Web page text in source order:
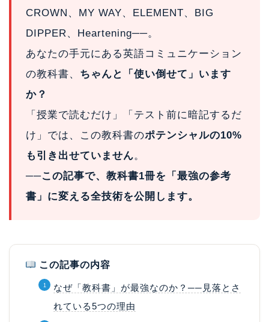
CROWN、MY WAY、ELEMENT、BIG
DIPPER、Heartening──。
あなたの手元にある英語コミュニケーション
の教科書、 ちゃんと「使い倒せて」います
か？
「授業で読むだけ」「テスト前に暗記するだ
け」では、この教科書のポテンシャルの10%
も引き出せていません。
──この記事で、教科書1冊を「最強の参考
書」に変える全技術を公開します。
この記事の内容
なぜ「教科書」が最強なのか？──見落とさ
れている5つの理由